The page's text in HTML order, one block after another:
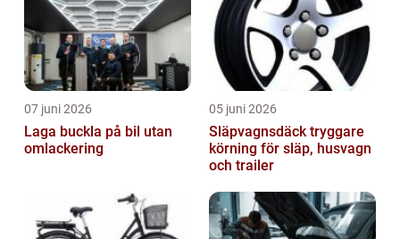
07 juni 2026
Laga buckla på bil utan
omlackering
05 juni 2026
Släpvagnsdäck tryggare
körning för släp, husvagn
och trailer